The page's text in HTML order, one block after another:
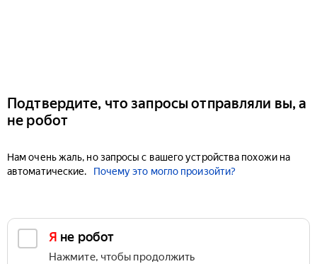
Подтвердите, что запросы отправляли вы, а
не робот
Нам очень жаль, но запросы с вашего устройства похожи на
автоматические.
Почему это могло произойти?
Я не робот
Нажмите, чтобы продолжить